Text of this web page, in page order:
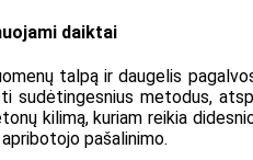
daiktai
talpą ir daugelis
sudėtingesnius metodus,
kilimą, kuriam reikia
pašalinimo.